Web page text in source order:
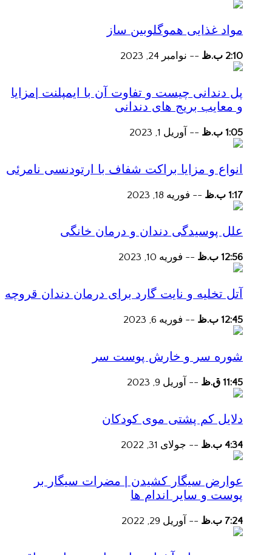
مواد غذایی هموگلوبین ساز
2:10 ب.ظ -- نوامبر 24, 2023
پل دندانی چیست و تفاوت آن با ایمپلنت |مزایا
و معایب بریج های دندانی
1:05 ب.ظ -- آوریل 1, 2023
انواع و مزایا براکت شفاف با ارتودنسی نامرئی
1:17 ب.ظ -- فوریه 18, 2023
علل پوسیدگی دندان و درمان خانگی
12:56 ب.ظ -- فوریه 10, 2023
آتل تخلیه و نایت گارد برای درمان دندان قروچه
12:45 ب.ظ -- فوریه 6, 2023
شوره سر و خارش پوست سر
11:45 ق.ظ -- آوریل 9, 2023
دلایل کم پشتی موی کودکان
4:34 ب.ظ -- جولای 31, 2022
عوارض سیگار کشیدن | مضرات سیگار بر
پوست و سایر اندام ها
7:24 ب.ظ -- آوریل 29, 2022